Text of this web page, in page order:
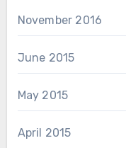
November 2016
June 2015
May 2015
April 2015